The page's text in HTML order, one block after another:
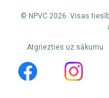
© NPVC 2026. Visas
Atgriezties uz sākumu